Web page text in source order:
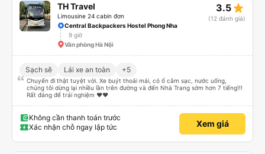
TH Travel
Limousine 24 cabin đơn
3.5 star_rate
(12 đánh giá)
Central Backpackers Hostel Phong Nha
9 giờ
Văn phòng Hà Nội
Sạch sẽ Lái xe an toàn +5
Chuyến đi thật tuyệt vời. Xe buýt thoải mái, có ổ cắm sạc, nước uống,
chúng tôi dừng lại nhiều lần trên đường và đến Nhà Trang sớm hơn 7 tiếng!!!
Rất đáng để trải nghiệm ♥️♥️
Không cần thanh toán trước
Xác nhận chỗ ngay lập tức
Xem giá